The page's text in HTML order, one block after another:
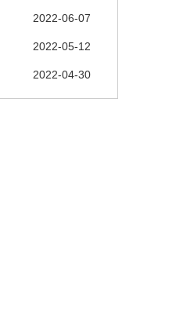
2022-06-07
2022-05-12
2022-04-30